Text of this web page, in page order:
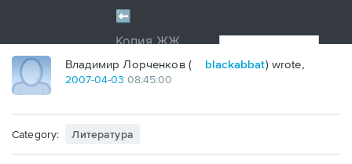
Владимир Лорченков ( blackabbat) wrote,
2007-04-03 08:45:00
Category: Литература